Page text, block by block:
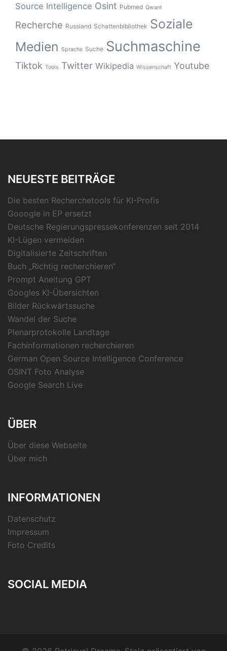
Source Intelligence Osint Pubmed Qwant
Recherche Russland Schattenbibliothek Soziale
Medien Sprache Suche Suchmaschine
Tiktok Tools Twitter Wikipedia Wissenschaft Youtube
NEUESTE BEITRÄGE
Die besten Recherchetools für KI-Profis
Gooogle in EP ersetzt
Deutsche Regierungspressekonferenzen seit 2014
KI-Lügen vermeiden
Digitalisierte Zeitschriften
Buch „Richtig recherchieren“
Prompt Aneitung GPT
Googles KI-Übersichten
Bilder Rückwärtssuche
Wandel der Suche
Plenarprotokolle Landtage
Fachinformationen recherchieren
German Open Source Intelligence Conference
OSINT Foto Analyse
Google Search Live
ÜBER
Über diese Webseite
Über mich
INFORMATIONEN
Datenschutz
Impressum
Foto Credits
SOCIAL MEDIA